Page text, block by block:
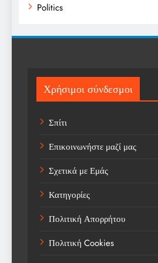
Politics
Sports
Technology
Trending
Weather
Αγορά
Αγορά Εργασίας
Αγροτικά Νέα
Αεροπορία
Χρήσιμοι σύνδεσμοι
Σπίτι
Επικοινωνήστε μαζί μας
Σχετικά με Εμάς
Κατηγορίες
Πολιτική Απορρήτου
Πολιτική Cookies